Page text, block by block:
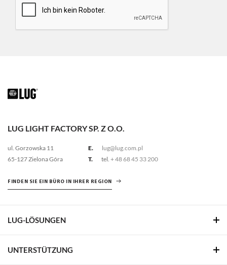
LUG LIGHT FACTORY SP. Z O.O.
ul. Gorzowska 11
65-127 Zielona Góra
E.
lug@lug.com.pl
T.
tel. + 48 68 45 33 200
FINDEN SIE EIN BÜRO IN IHRER REGION
LUG-LÖSUNGEN
UNTERSTÜTZUNG